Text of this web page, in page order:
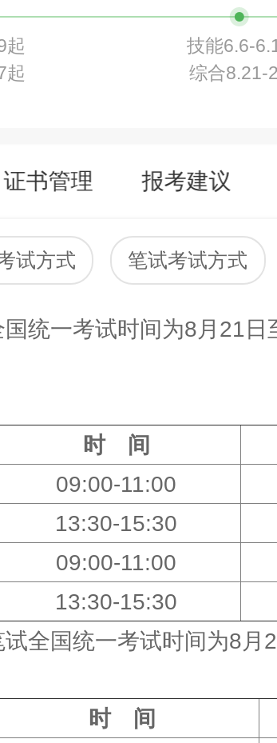
起
起
技能6.6-
综合8.21-
证书管理 报考建议
试方式 笔试考试方式
一考试时间为8月21日
时 间
09:00-11:00
13:30-15:30
09:00-11:00
13:30-15:30
国统一考试时间为8月
时 间